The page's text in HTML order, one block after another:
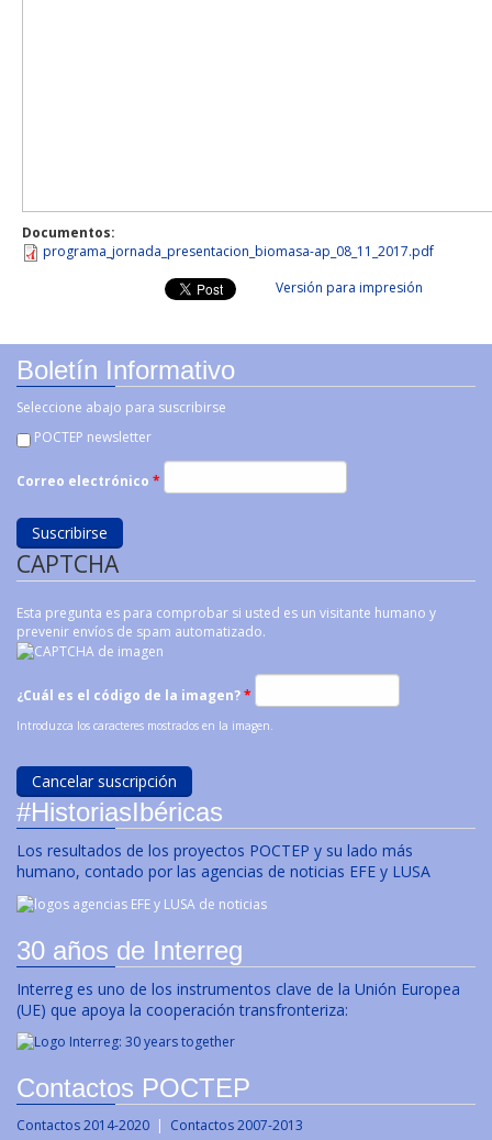
Documentos:
programa_jornada_presentacion_biomasa-ap_08_11_2017.pdf
Versión para impresión
Boletín Informativo
Seleccione abajo para suscribirse
POCTEP newsletter
Correo electrónico *
CAPTCHA
Esta pregunta es para comprobar si usted es un visitante humano y
prevenir envíos de spam automatizado.
¿Cuál es el código de la imagen?*
Introduzca los caracteres mostrados en la imagen.
#HistoriasIbéricas
Los resultados de los proyectos POCTEP y su lado más
humano, contado por las agencias de noticias EFE y LUSA
30 años de Interreg
Interreg es uno de los instrumentos clave de la Unión Europea
(UE) que apoya la cooperación transfronteriza:
Contactos POCTEP
Contactos 2014-2020 | Contactos 2007-2013